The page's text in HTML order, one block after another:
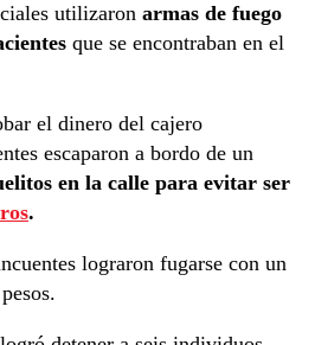
utilizaron armas de fuego
que se encontraban en el
el dinero del cajero
escaparon a bordo de un
en la calle para evitar ser
.
lograron fugarse con un